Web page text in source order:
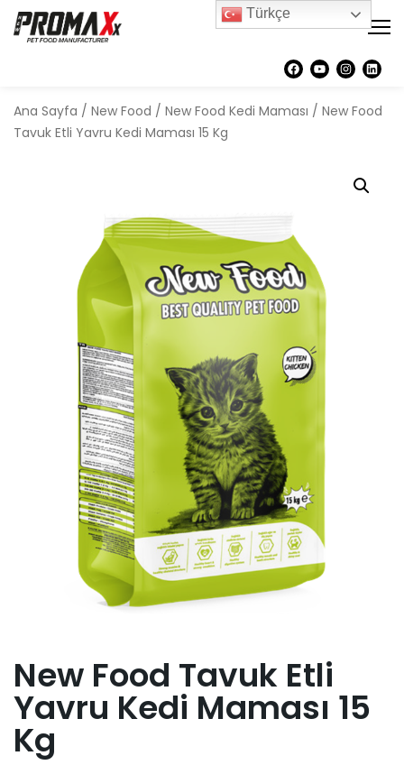
Ana Sayfa / New Food / New Food Kedi Maması / New Food
Tavuk Etli Yavru Kedi Maması 15 Kg
New Food Tavuk Etli
Yavru Kedi Maması 15
Kg
Türkçe